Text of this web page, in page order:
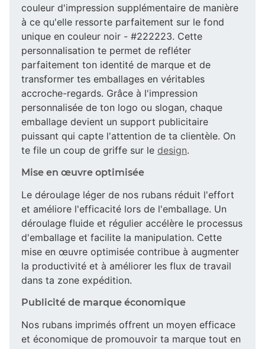
couleur d'impression supplémentaire de manière
à ce qu'elle ressorte parfaitement sur le fond
unique en couleur noir - #222223. Cette
personnalisation te permet de refléter
parfaitement ton identité de marque et de
transformer tes emballages en véritables
accroche-regards. Grâce à l'impression
personnalisée de ton logo ou slogan, chaque
emballage devient un support publicitaire
puissant qui capte l'attention de ta clientèle. On
te file un coup de griffe sur le design.
Mise en œuvre optimisée
Le déroulage léger de nos rubans réduit l'effort
et améliore l'efficacité lors de l'emballage. Un
déroulage fluide et régulier accélère le processus
d'emballage et facilite la manipulation. Cette
mise en œuvre optimisée contribue à augmenter
la productivité et à améliorer les flux de travail
dans ta zone expédition.
Publicité de marque économique
Nos rubans imprimés offrent un moyen efficace
et économique de promouvoir ta marque tout en